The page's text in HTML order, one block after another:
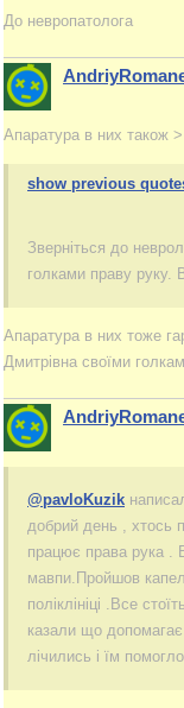
До невропатолога
Апаратура в них також >
show previous
Зверніться до
голками праву руку.
Апаратура в них тоже
Дмитрівна своїми
@pavloKuzik
добрий день , хтось
працює права рука .
мавпи.Пройшов
поліклініці .Все
казали що
лічились і їм